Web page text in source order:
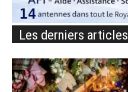
Les derniers articles